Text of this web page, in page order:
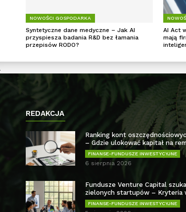
NOWOŚCI GOSPODARKA
Syntetyczne dane medyczne – Jak AI
przyspiesza badania R&D bez łamania
przepisów RODO?
AI Act
mają
REDAKCJA
Ranking kont
– Gdzie ulokować kapitał na
FINANSE-FUNDUSZE INWESTYCYJNE
6 sierpnia 2026
Fundusze Venture Capital
zielonych startupów – Kryteria
FINANSE-FUNDUSZE INWESTYCYJNE